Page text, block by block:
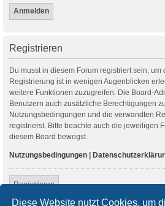
Diese Website nutzt Cookies, um
Registrieren
Du musst in diesem Forum registriert sein,
Registrierung ist in wenigen Augenblicken
weitere Funktionen zuzugreifen. Die Board-
Benutzern auch zusätzliche Berechtigungen
Nutzungsbedingungen und die verwandten
registrierst. Bitte beachte auch die jeweiligen
diesem Board bewegst.
Nutzungsbedingungen |
Registrieren